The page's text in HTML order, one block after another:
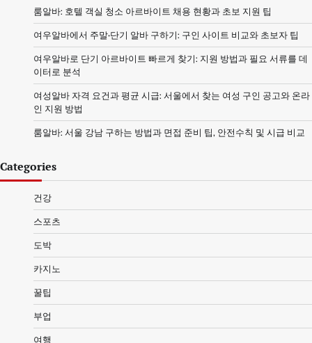
룸알바: 호텔 객실 청소 아르바이트 채용 현황과 초보 지원 팁
여우알바에서 주말·단기 알바 구하기: 구인 사이트 비교와 초보자 팁
여우알바로 단기 아르바이트 빠르게 찾기: 지원 방법과 필요 서류를 데
이터로 분석
여성알바 자격 요건과 평균 시급: 서울에서 찾는 여성 구인 공고와 온라
인 지원 방법
룸알바: 서울 강남 구하는 방법과 면접 준비 팁, 안전수칙 및 시급 비교
Categories
건강
스포츠
도박
카지노
꿀팁
부업
여행